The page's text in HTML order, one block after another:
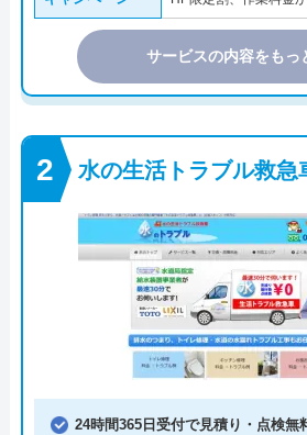
サービスの内容をもっ
水の生活トラブル救急
24時間365日受付で見積り・点検無